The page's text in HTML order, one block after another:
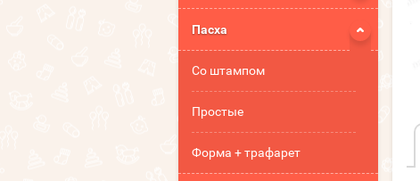
Пасха
Со штампом
Простые
Форма + трафарет